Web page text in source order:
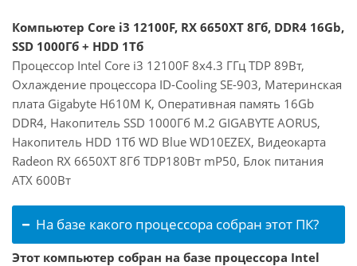
Компьютер Core i3 12100F, RX 6650XT 8Гб, DDR4 16Gb,
SSD 1000Гб + HDD 1Тб
Процессор Intel Core i3 12100F 8x4.3 ГГц TDP 89Вт,
Охлаждение процессора ID-Cooling SE-903, Материнская
плата Gigabyte H610M K, Оперативная память 16Gb
DDR4, Накопитель SSD 1000Гб M.2 GIGABYTE AORUS,
Накопитель HDD 1Тб WD Blue WD10EZEX, Видеокарта
Radeon RX 6650XT 8Гб TDP180Вт mP50, Блок питания
ATX 600Вт
На базе какого процессора собран этот ПК?
Этот компьютер собран на базе процессора Intel